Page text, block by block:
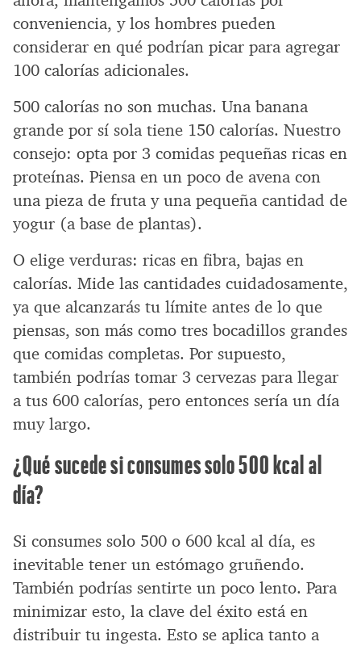
conveniencia, y los hombres pueden
considerar en qué podrían picar para agregar
100 calorías adicionales.
500 calorías no son muchas. Una banana
grande por sí sola tiene 150 calorías. Nuestro
consejo: opta por 3 comidas pequeñas ricas en
proteínas. Piensa en un poco de avena con
una pieza de fruta y una pequeña cantidad de
yogur (a base de plantas).
O elige verduras: ricas en fibra, bajas en
calorías. Mide las cantidades cuidadosamente,
ya que alcanzarás tu límite antes de lo que
piensas, son más como tres bocadillos grandes
que comidas completas. Por supuesto,
también podrías tomar 3 cervezas para llegar
a tus 600 calorías, pero entonces sería un día
muy largo.
¿Qué sucede si consumes solo 500 kcal al
día?
Si consumes solo 500 o 600 kcal al día, es
inevitable tener un estómago gruñendo.
También podrías sentirte un poco lento. Para
minimizar esto, la clave del éxito está en
distribuir tu ingesta. Esto se aplica tanto a